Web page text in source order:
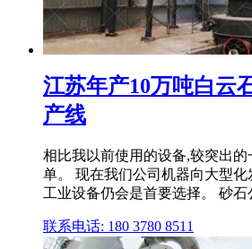
江苏年产10万吨白云
产线
相比我以前使用的设备,较突出
单。 现在我们公司机器向大型
工业设备仍会是首要选择。 砂石
联系电话: 180 3780 8511